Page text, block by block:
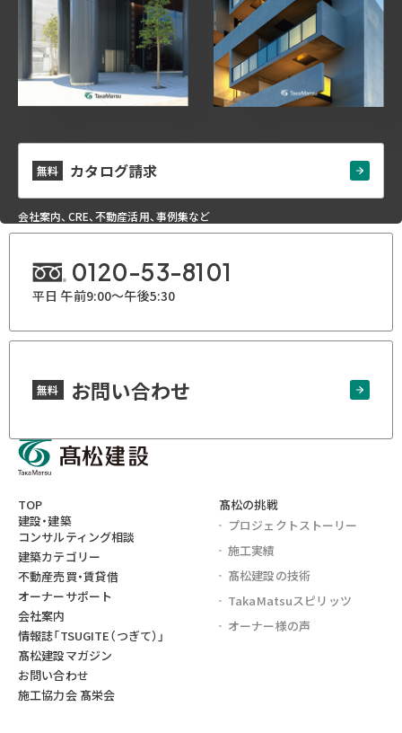
無料 カタログ請求
会社案内、CRE、不動産活用、事例集など
0120-53-8101
平日 午前9:00～午後5:30
無料 お問い合わせ
TOP
建設・建築
コンサルティング相談
建築カテゴリー
不動産売買・賃貸借
オーナーサポート
会社案内
情報誌「TSUGITE（つぎて）」
髙松建設マガジン
お問い合わせ
施工協力会 髙栄会
髙松の挑戦
プロジェクトストーリー
施工実績
髙松建設の技術
TakaMatsuスピリッツ
オーナー様の声